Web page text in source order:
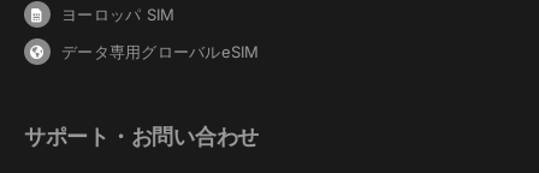
ヨーロッパ SIM
データ専用グローバルeSIM
サポート・お問い合わせ